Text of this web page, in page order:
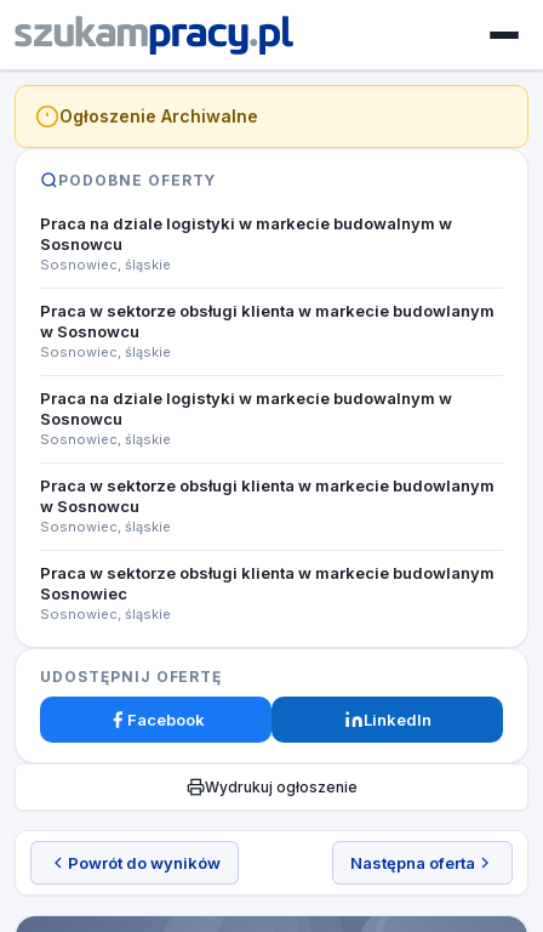
Powrót do wyników Następna oferta
Ogłoszenie Archiwalne
PODOBNE OFERTY
Praca na dziale logistyki w markecie budowalnym w
Sosnowcu
Sosnowiec, śląskie
Praca w sektorze obsługi klienta w markecie budowlanym
w Sosnowcu
Sosnowiec, śląskie
Praca na dziale logistyki w markecie budowalnym w
Sosnowcu
Sosnowiec, śląskie
Praca w sektorze obsługi klienta w markecie budowlanym
w Sosnowcu
Sosnowiec, śląskie
Praca w sektorze obsługi klienta w markecie budowlanym
Sosnowiec
Sosnowiec, śląskie
UDOSTĘPNIJ OFERTĘ
Facebook LinkedIn
Wydrukuj ogłoszenie